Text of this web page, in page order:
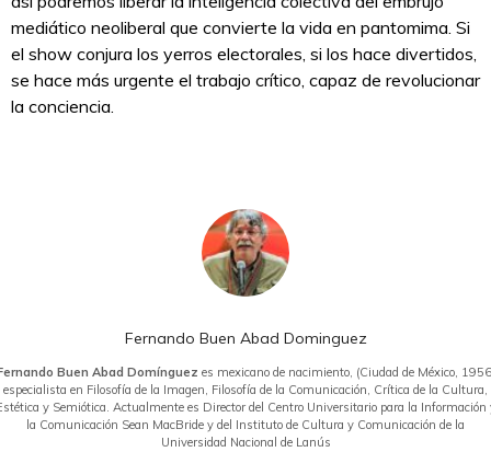
mediático neoliberal que convierte la vida en pantomima. Si
el show conjura los yerros electorales, si los hace divertidos,
se hace más urgente el trabajo crítico, capaz de revolucionar
la conciencia.
Fernando Buen Abad Dominguez
Buen Abad Domínguez es mexicano de nacimiento, (Ciudad de México,
especialista en Filosofía de la Imagen, Filosofía de la Comunicación, Crítica de la Cultura,
y Semiótica. Actualmente es Director del Centro Universitario para la Información
la Comunicación Sean MacBride y del Instituto de Cultura y Comunicación de la
Universidad Nacional de Lanús